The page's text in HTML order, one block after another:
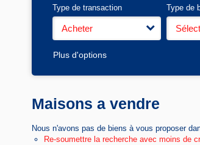
Type de transaction
Acheter
Type de
Plus d'options
Maisons a vendre
Nous n'avons pas de biens à vous proposer
Re-soumettre la recherche avec moins de